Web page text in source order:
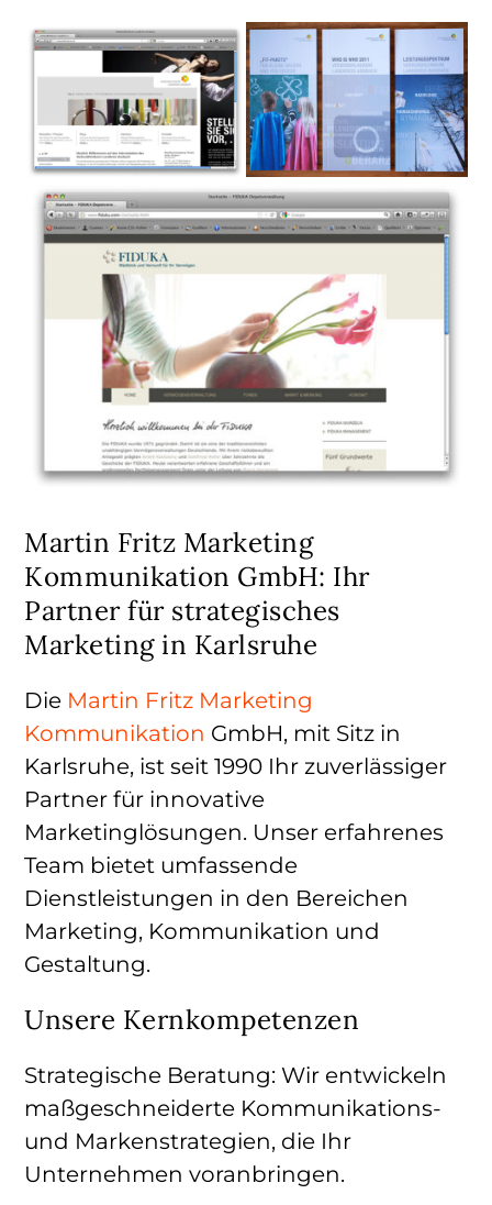
Martin Fritz Marketing
Kommunikation GmbH: Ihr
Partner für strategisches
Marketing in Karlsruhe
Die Martin Fritz Marketing
Kommunikation GmbH, mit Sitz in
Karlsruhe, ist seit 1990 Ihr zuverlässiger
Partner für innovative
Marketinglösungen. Unser erfahrenes
Team bietet umfassende
Dienstleistungen in den Bereichen
Marketing, Kommunikation und
Gestaltung.
Unsere Kernkompetenzen
Strategische Beratung: Wir entwickeln
maßgeschneiderte Kommunikations-
und Markenstrategien, die Ihr
Unternehmen voranbringen.